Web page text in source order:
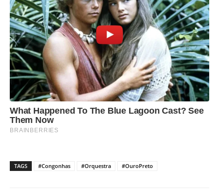
TAGS #Congonhas #Orquestra #OuroPreto